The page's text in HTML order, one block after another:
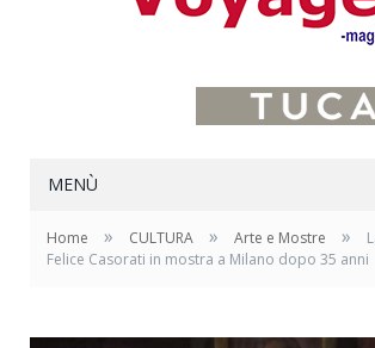
MENÙ
Home » CULTURA » Arte e Mostre »
Felice Casorati in mostra a Milano dopo 35 anni